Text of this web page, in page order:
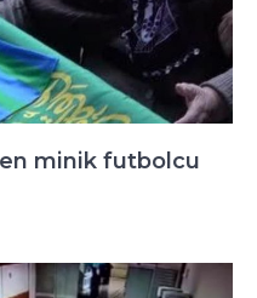
minik futbolcu